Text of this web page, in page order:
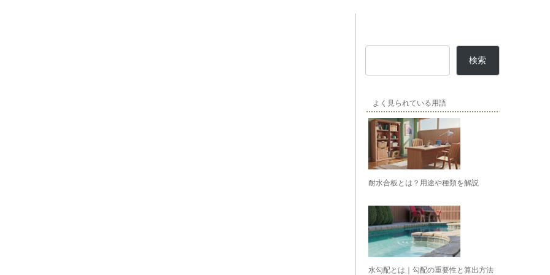
検索
よく見られている用語
耐水合板とは？用途や種類を解説
水勾配とは｜勾配の重要性と算出方法